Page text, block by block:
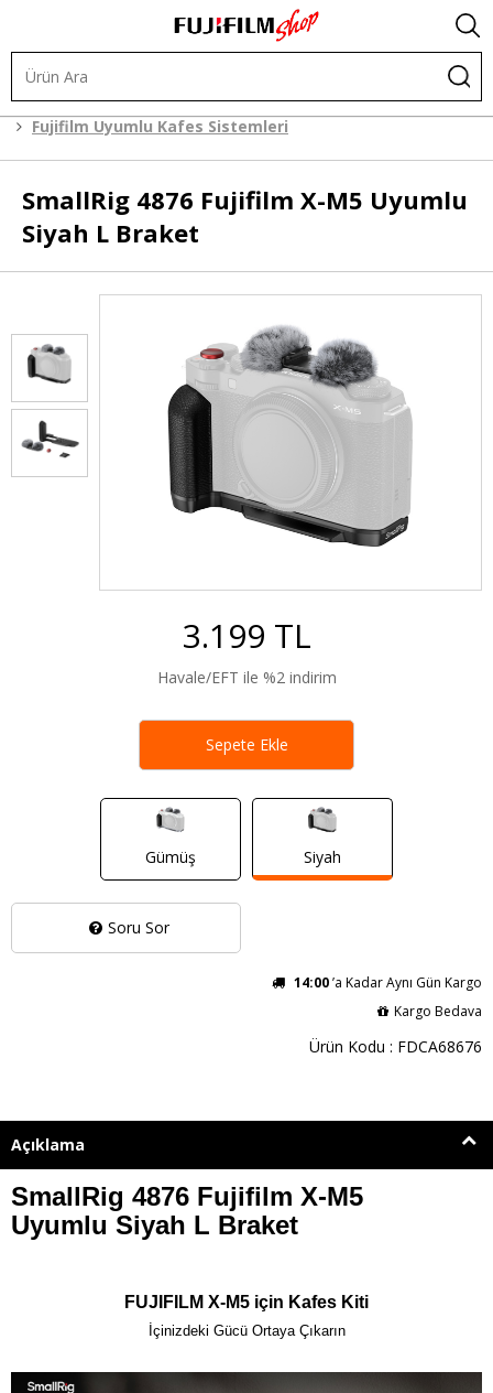
Fujifilm Uyumlu Kafes Sistemleri
SmallRig 4876 Fujifilm X-M5 Uyumlu
Siyah L Braket
Soru Sor
3.199 TL
Havale/EFT ile %2 indirim
Gümüş Siyah
14:00’a Kadar Aynı Gün Kargo
Kargo Bedava
Ürün Kodu : FDCA68676
Sepete Ekle
Açıklama
SmallRig 4876 Fujifilm X-M5
Uyumlu Siyah L Braket
FUJIFILM X-M5 için Kafes Kiti
İçinizdeki Gücü Ortaya Çıkarın